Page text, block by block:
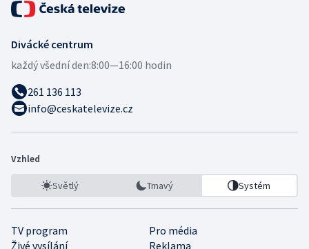
Divácké centrum
každý všední den:8:00—16:00 hodin
261 136 113
info@ceskatelevize.cz
Vzhled
Světlý Tmavý Systém
TV program
Pro média
Živé vysílání
Reklama